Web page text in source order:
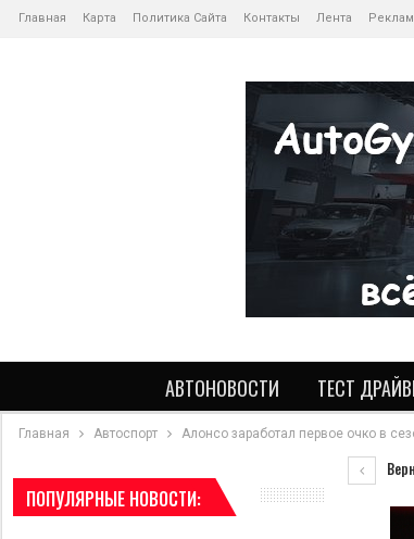
Главная Карта Политика Сайта Контакты Лента
АВТОНОВОСТИ ТЕСТ
Главная Автоспорт Алонсо заработал первое очко в
ПОПУЛЯРНЫЕ НОВОСТИ: